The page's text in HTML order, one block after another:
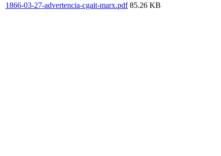
1866-03-27-advertencia-cgait-marx.pdf 85.26 KB